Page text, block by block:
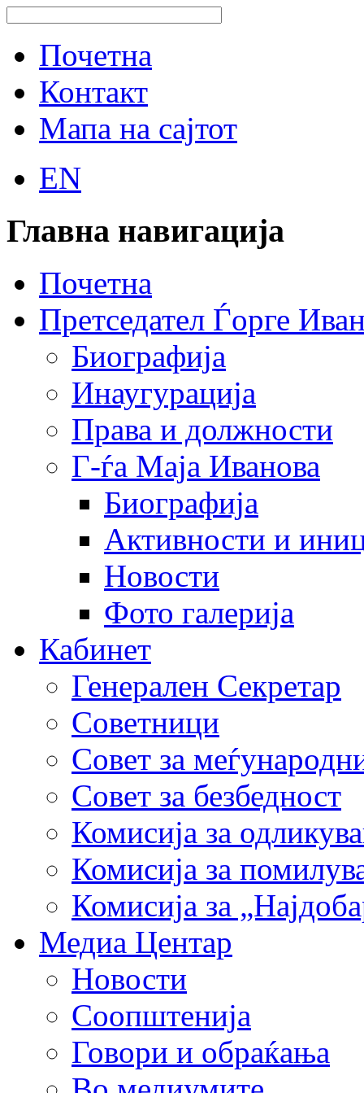
Почетна
Контакт
Мапа на сајтот
EN
Главна навигација
Почетна
Претседател Ѓорге
Биографија
Инаугурација
Права и должности
Г-ѓа Маја Иванова
Биографија
Активности и
Новости
Фото галерија
Кабинет
Генерален Секретар
Советници
Совет за
Совет за безбедност
Комисија за
Комисија за
Комисија за
Медиа Центар
Новости
Соопштенија
Говори и обраќања